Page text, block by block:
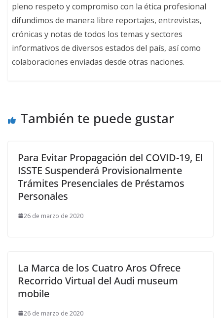
pleno respeto y compromiso con la ética profesional
difundimos de manera libre reportajes, entrevistas,
crónicas y notas de todos los temas y sectores
informativos de diversos estados del país, así como
colaboraciones enviadas desde otras naciones.
También te puede gustar
Para Evitar Propagación del COVID-19, El
ISSTE Suspenderá Provisionalmente
Trámites Presenciales de Préstamos
Personales
26 de marzo de 2020
La Marca de los Cuatro Aros Ofrece
Recorrido Virtual del Audi museum
mobile
26 de marzo de 2020